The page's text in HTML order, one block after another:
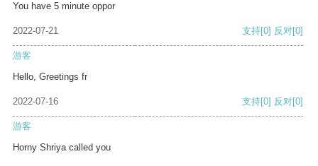
You have 5 minute oppor
2022-07-21 支持[0] 反对[0]
游客
Hello, Greetings fr
2022-07-16 支持[0] 反对[0]
游客
Horny Shriya called you